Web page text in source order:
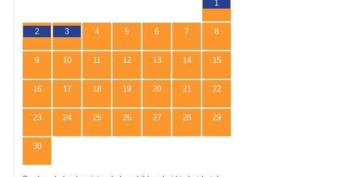
1
2 3 4 5 6 7 8
9 10 11 12 13 14 15
16 17 18 19 20 21 22
23 24 25 26 27 28 29
30